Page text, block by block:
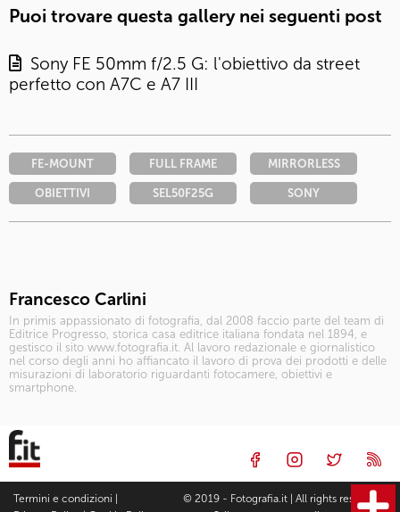
Puoi trovare questa gallery nei seguenti post
Sony FE 50mm f/2.5 G: l'obiettivo da street
perfetto con A7C e A7 III
FE-MOUNT FULL FRAME MIRRORLESS
OBIETTIVI SEL50F25G SONY
Francesco Carlini
In primis appassionato di fotografia, dal 2008 faccio parte del team di
Editrice Progresso, storica casa editrice italiana fondata nel 1894, e
gestisco il sito www.fotografia.it. Al lavoro redazionale e giornalistico
nel corso degli anni ho affiancato il lavoro di prova dei prodotti e delle
misurazioni di laboratorio riguardanti fotocamere, obiettivi e
smartphone.
Termini e condizioni
© 2019 - Fotografia.it | All rights reserved |